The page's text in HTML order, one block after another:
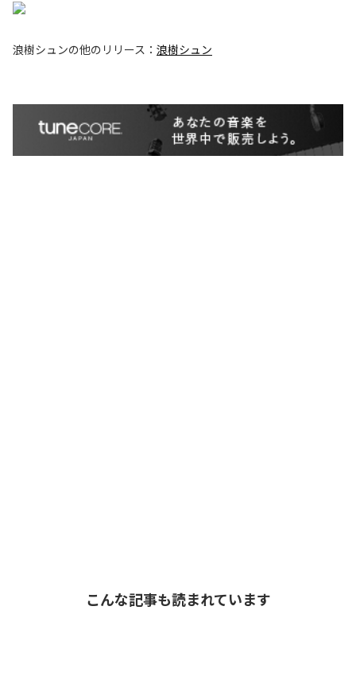
浪樹シュンの他のリリース： 浪樹シュン
こんな記事も読まれています